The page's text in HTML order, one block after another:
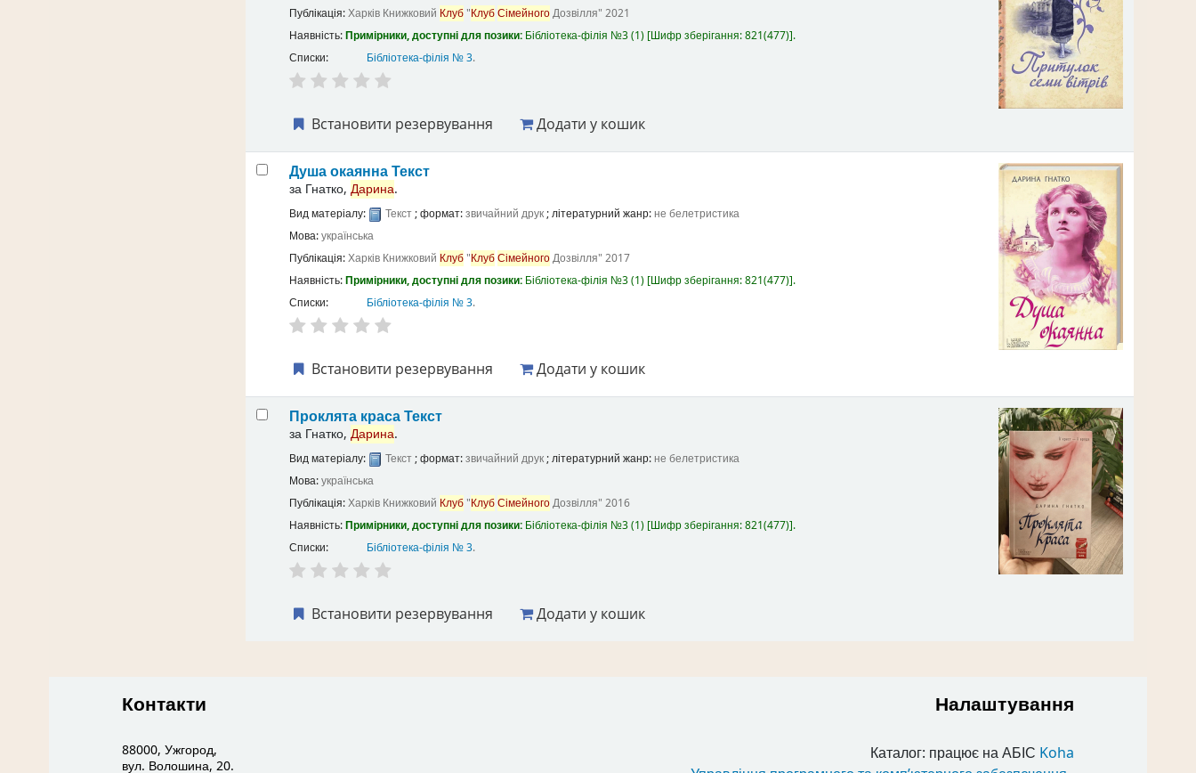
Публікація:Харків Книжковий Клуб"КлубСімейногоДозвілля" 2021
Наявність:Примірники, доступні для позики: Бібліотека-філія №3(1) Шифр зберігання:821(477) .
Списки:
Бібліотека-філія № 3.
Встановити резервування Додати у кошик
Душа окаяннаТекст
за Гнатко, Дарина.
Вид матеріалу: Текст; формат:звичайний друк; літературний жанр:не белетристика
Мова:українська
Публікація:Харків Книжковий Клуб"КлубСімейногоДозвілля" 2017
Наявність:Примірники, доступні для позики: Бібліотека-філія №3(1) Шифр зберігання:821(477) .
Списки:
Бібліотека-філія № 3.
Встановити резервування Додати у кошик
Проклята красаТекст
за Гнатко, Дарина.
Вид матеріалу: Текст; формат:звичайний друк; літературний жанр: не белетристика
Мова:українська
Публікація:Харків Книжковий Клуб"КлубСімейногоДозвілля" 2016
Наявність:Примірники, доступні для позики: Бібліотека-філія №3(1) Шифр зберігання:821(477) .
Списки:
Бібліотека-філія № 3.
Встановити резервування Додати у кошик
Контакти
88000, Ужгород,
вул. Волошина, 20.
Налаштування
Каталог: працює на АБІС Koha